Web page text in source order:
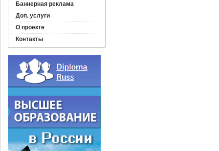
Баннерная реклама
Доп. услуги
О проекте
Контакты